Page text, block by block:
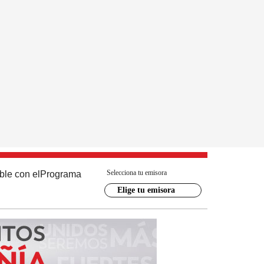
con el Programa Selecciona tu emisora
Elige tu emisora